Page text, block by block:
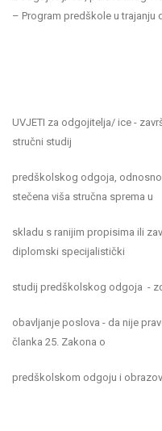
– Program predškole u trajanju
UVJETI za odgojitelja/ ice -
stručni studij
predškolskog odgoja,
stečena viša stručna sprema u
skladu s ranijim propisima ili
diplomski specijalistički
studij predškolskog odgoja -
obavljanje poslova - da nije
članka 25. Zakona o
predškolskom odgoju i